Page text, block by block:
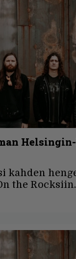
kahden
the Rocksiin.